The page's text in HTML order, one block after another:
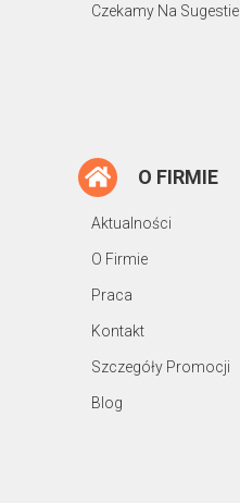
Czekamy Na Sugestie
O FIRMIE
Aktualności
O Firmie
Praca
Kontakt
Szczegóły Promocji
Blog